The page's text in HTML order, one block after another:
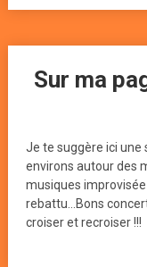
Sur ma
Je te suggère ici une
environs autour des
musiques
rebattu...Bons
croiser et recroiser !!!